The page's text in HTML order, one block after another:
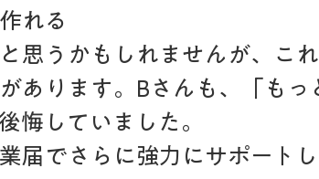
れる
思うかもしれませんが、こ
あります。Bさんも、「もっ
悔していました。
届でさらに強力にサポートし